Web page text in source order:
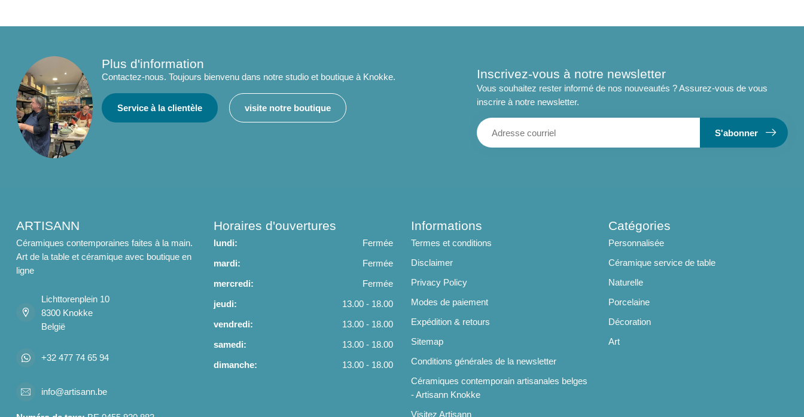
Plus d'information
Contactez-nous. Toujours bienvenu dans notre studio et boutique à Knokke.
Service à la clientèle visite notre boutique
Inscrivez-vous à notre newsletter
Vous souhaitez rester informé de nos nouveautés ? Assurez-vous de vous
inscrire à notre newsletter.
S'abonner
ARTISANN
Céramiques contemporaines faites à la main.
Art de la table et céramique avec boutique en
ligne
Lichttorenplein 10
8300 Knokke
België
+32 477 74 65 94
info@artisann.be
Horaires d'ouvertures
lundi:
Fermée
mardi:
Fermée
mercredi:
Fermée
jeudi:
13.00 - 18.00
vendredi:
13.00 - 18.00
samedi:
13.00 - 18.00
dimanche:
13.00 - 18.00
Informations
Termes et conditions
Disclaimer
Privacy Policy
Modes de paiement
Expédition & retours
Sitemap
Conditions générales de la newsletter
Céramiques contemporain artisanales belges
- Artisann Knokke
Visitez Artisann
Catégories
Personnalisée
Céramique service de table
Naturelle
Porcelaine
Décoration
Art